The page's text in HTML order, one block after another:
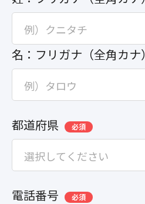
名：フリガナ（全角カナ）
都道府県 必須
電話番号 必須